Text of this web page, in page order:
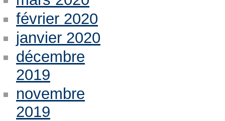
février 2020
janvier 2020
décembre
2019
novembre
2019